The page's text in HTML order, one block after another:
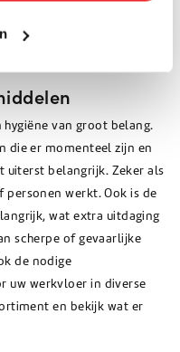
prijzen en
van groot belang.
die er momenteel zijn en
uiterst belangrijk. Zeker als
werkt. Ook is de
wat extra uitdaging
scherpe of gevaarlijke
de nodige
uw werkvloer in diverse
en bekijk wat er